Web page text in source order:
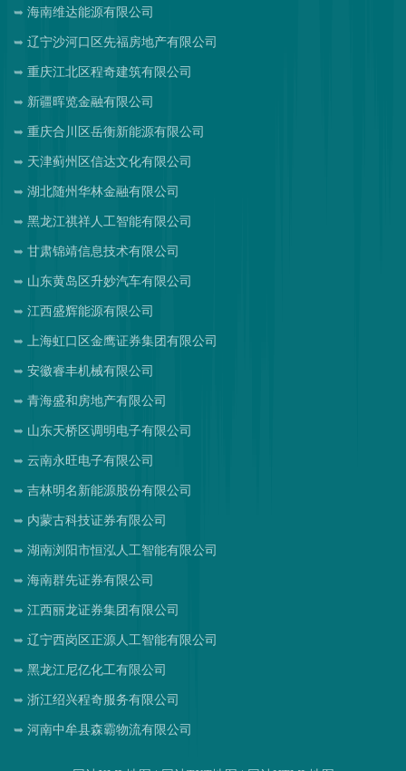
海南维达能源有限公司
辽宁沙河口区先福房地产有限公司
重庆江北区程奇建筑有限公司
新疆晖览金融有限公司
重庆合川区岳衡新能源有限公司
天津蓟州区信达文化有限公司
湖北随州华林金融有限公司
黑龙江祺祥人工智能有限公司
甘肃锦靖信息技术有限公司
山东黄岛区升妙汽车有限公司
江西盛辉能源有限公司
上海虹口区金鹰证券集团有限公司
安徽睿丰机械有限公司
青海盛和房地产有限公司
山东天桥区调明电子有限公司
云南永旺电子有限公司
吉林明名新能源股份有限公司
内蒙古科技证券有限公司
湖南浏阳市恒泓人工智能有限公司
海南群先证券有限公司
江西丽龙证券集团有限公司
辽宁西岗区正源人工智能有限公司
黑龙江尼亿化工有限公司
浙江绍兴程奇服务有限公司
河南中牟县森霸物流有限公司